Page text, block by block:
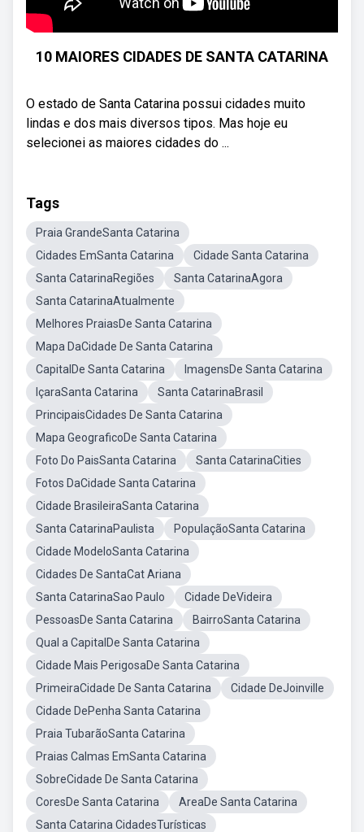
10 MAIORES CIDADES DE SANTA CATARINA
O estado de Santa Catarina possui cidades muito
lindas e dos mais diversos tipos. Mas hoje eu
selecionei as maiores cidades do ...
Tags
Praia GrandeSanta Catarina
Cidades EmSanta Catarina
Cidade Santa Catarina
Santa CatarinaRegiões
Santa CatarinaAgora
Santa CatarinaAtualmente
Melhores PraiasDe Santa Catarina
Mapa DaCidade De Santa Catarina
CapitalDe Santa Catarina
ImagensDe Santa Catarina
IçaraSanta Catarina
Santa CatarinaBrasil
PrincipaisCidades De Santa Catarina
Mapa GeograficoDe Santa Catarina
Foto Do PaisSanta Catarina
Santa CatarinaCities
Fotos DaCidade Santa Catarina
Cidade BrasileiraSanta Catarina
Santa CatarinaPaulista
PopulaçãoSanta Catarina
Cidade ModeloSanta Catarina
Cidades De SantaCat Ariana
Santa CatarinaSao Paulo
Cidade DeVideira
PessoasDe Santa Catarina
BairroSanta Catarina
Qual a CapitalDe Santa Catarina
Cidade Mais PerigosaDe Santa Catarina
PrimeiraCidade De Santa Catarina
Cidade DeJoinville
Cidade DePenha Santa Catarina
Praia TubarãoSanta Catarina
Praias Calmas EmSanta Catarina
SobreCidade De Santa Catarina
CoresDe Santa Catarina
AreaDe Santa Catarina
Santa Catarina CidadesTurísticas